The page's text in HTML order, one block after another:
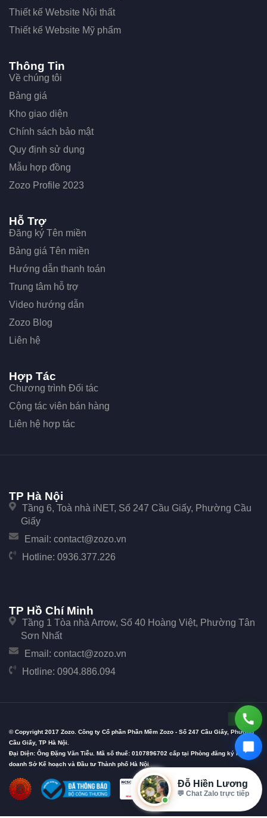
Thiết kế Website Nội thất
Thiết kế Website Mỹ phẩm
Thông Tin
Về chúng tôi
Bảng giá
Kho giao diện
Chính sách bảo mật
Quy định sử dụng
Mẫu hợp đồng
Zozo Profile 2023
Hỗ Trợ
Đăng ký Tên miền
Bảng giá Tên miền
Hướng dẫn thanh toán
Trung tâm hỗ trợ
Video hướng dẫn
Zozo Blog
Liên hệ
Hợp Tác
Chương trình Đối tác
Cộng tác viên bán hàng
Liên hệ hợp tác
TP Hà Nội
Tầng 6, Toà nhà iNET, Số 247 Cầu Giấy, Phường Cầu
Giấy
Email: contact@zozo.vn
Hotline: 0936.377.226
TP Hồ Chí Minh
Tầng 1 Tòa nhà Arrow, Số 40 Hoàng Việt, Phường Tân
Sơn Nhất
Email: contact@zozo.vn
Hotline: 0904.886.094
© Copyright 2017 Zozo. Công ty Cổ phần Phần Mềm Zozo - Số 247 Cầu Giấy, Phường
Cầu Giấy, TP Hà Nội.
Đại Diện: Ông Đặng Văn Tiễu. Mã số thuế: 0107896702 cấp tại Phòng đăng ký kinh
doanh Sở Kế hoạch và Đầu tư Thành phố Hà Nội
Đỗ Hiền Lương
💬 Chat Zalo trực tiếp